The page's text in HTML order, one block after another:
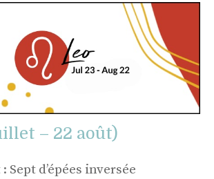
– 22 août)
Sept d’épées inversée